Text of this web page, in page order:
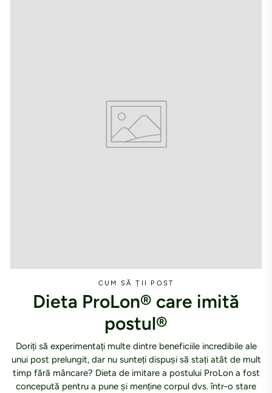
CUM SĂ ȚII POST
Dieta ProLon® care imită
postul®
Doriți să experimentați multe dintre beneficiile incredibile ale
unui post prelungit, dar nu sunteți dispuși să stați atât de mult
timp fără mâncare? Dieta de imitare a postului ProLon a fost
concepută pentru a pune și menține corpul dvs. într-o stare